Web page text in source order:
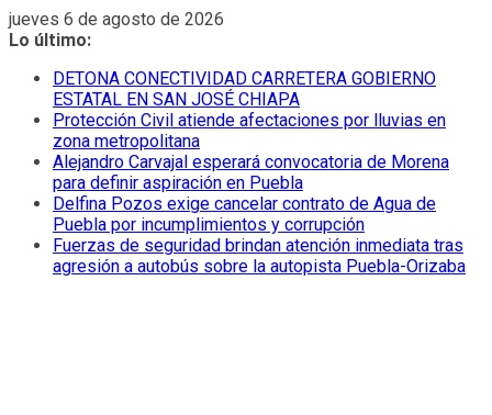
Saltar
al
jueves 6 de agosto de 2026
Lo último:
DETONA CONECTIVIDAD CARRETERA GOBIERNO
ESTATAL EN SAN JOSÉ CHIAPA
Protección Civil atiende afectaciones por lluvias en
zona metropolitana
Alejandro Carvajal esperará convocatoria de Morena
para definir aspiración en Puebla
Delfina Pozos exige cancelar contrato de Agua de
Puebla por incumplimientos y corrupción
Fuerzas de seguridad brindan atención inmediata tras
agresión a autobús sobre la autopista Puebla-Orizaba